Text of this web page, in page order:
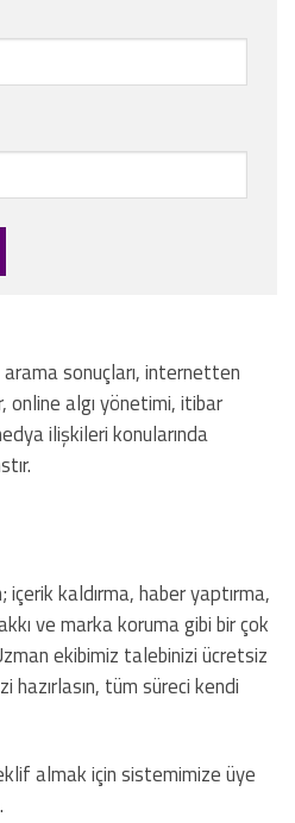
sonuçları, internetten
online algı yönetimi, itibar
ilişkileri konularında
kaldırma, haber yaptırma,
ve marka koruma gibi bir çok
ekibimiz talebinizi ücretsiz
tüm süreci kendi
almak için sistemimize üye